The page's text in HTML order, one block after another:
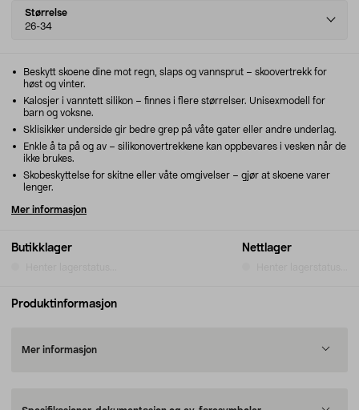
Select
variant
Størrelse
26-34
Butikklager Nettlager
Beskytt skoene dine mot regn, slaps og vannsprut – skoovertrekk for
høst og vinter.
Kalosjer i vanntett silikon – finnes i flere størrelser. Unisexmodell for
barn og voksne.
Sklisikker underside gir bedre grep på våte gater eller andre underlag.
Enkle å ta på og av – silikonovertrekkene kan oppbevares i vesken når de
ikke brukes.
Skobeskyttelse for skitne eller våte omgivelser – gjør at skoene varer
lenger.
Mer informasjon
Produktinformasjon
Mer informasjon